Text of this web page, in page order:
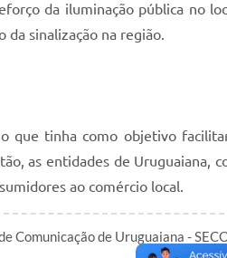
da iluminação pública no
sinalização na região.
que tinha como objetivo
as entidades de Uruguaiana,
ao comércio local.
Comunicação de Uruguaiana -